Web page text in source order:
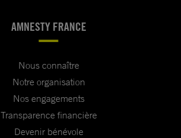
AMNESTY FRANCE
Nous connaître
Notre organisation
Nos engagements
Transparence financière
Devenir bénévole